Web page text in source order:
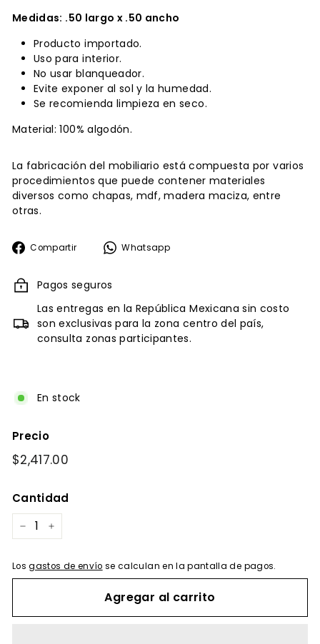
Medidas: .50 largo x .50 ancho
Producto importado.
Uso para interior.
No usar blanqueador.
Evite exponer al sol y la humedad.
Se recomienda limpieza en seco.
Material: 100% algodón.
La fabricación del mobiliario está compuesta por varios
procedimientos que puede contener materiales
diversos como chapas, mdf, madera maciza, entre
otras.
Compartir
CompartirWhatsapp
Pagos seguros
Las entregas en la República Mexicana sin costo
son exclusivas para la zona centro del país,
consulta zonas participantes.
En stock
Precio
Precio
$2,417.00
Cantidad
− +
Losgastos de envío se calculan en la pantalla de pagos.
Agregar al carrito